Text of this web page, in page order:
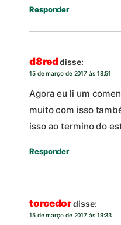
Responder
d8reddisse:
15 de março de 2017 às 18:51
Agora eu li um
muito com isso
isso ao termino do
Responder
torcedordisse:
15 de março de 2017 às 19:33